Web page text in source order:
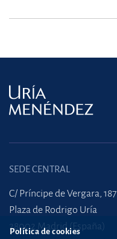
SEDE CENTRAL
C/ Príncipe de Vergara, 187
Plaza de Rodrigo Uría
28002 Madrid (España)
Política de cookies